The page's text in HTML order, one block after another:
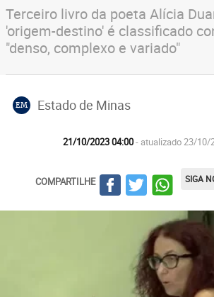
Terceiro livro da poeta Alícia
'origem-destino' é classificado
"denso, complexo e variado"
EM Estado de Minas
21/10/2023 04:00- atualizado 23/10/
COMPARTILHE SIGA